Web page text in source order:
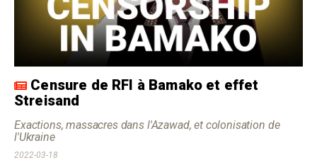
Censure de RFI à Bamako et effet
Streisand
Exactions, massacres dans l'Azawad, et colonisation de
l'Ukraine
2022-03-18